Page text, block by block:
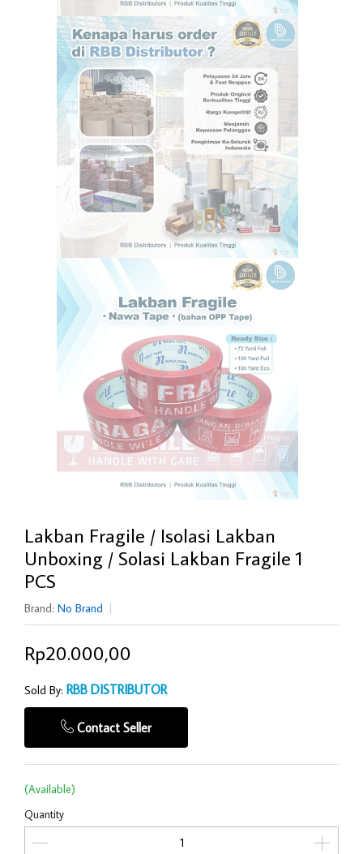
Lakban Fragile / Isolasi Lakban
Unboxing / Solasi Lakban Fragile 1
PCS
Brand: No Brand
Rp20.000,00
Sold By: RBB DISTRIBUTOR
Contact Seller
(Available)
Quantity